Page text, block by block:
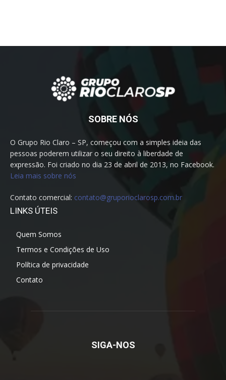
SOBRE NÓS
O Grupo Rio Claro – SP, começou com a simples ideia das
pessoas poderem utilizar o seu direito à liberdade de
expressão. Foi criado no dia 23 de abril de 2013, no Facebook.
Leia mais sobre nós
Contato comercial: contato@gruporioclarosp.com.br
LINKS ÚTEIS
Quem Somos
Termos e Condições de Uso
Política de privacidade
Contato
SIGA-NOS